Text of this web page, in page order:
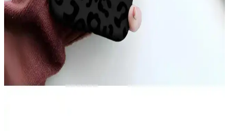
iPhone 17 Pro Max arka yüzeyinde oluşan ince çizgiler, kılıf baskısı,
ısı etkisi ve MagSafe aksesuarları nedeniyle ortaya çıkabilir.
Temizlik ve doğru kılıf seçimi çizgilerin önlenmesinde önemlidir.
iPhone 11 Sarı Kılıf Seçenekleri ve Özellikleri:
Estetik ve Koruma Avantajları
iPhone 11 sarı kılıf seçenekleri, estetik ve koruma özellikleriyle öne
çıkar. Silikon, TPU ve deri modelleri, şık tasarım ve dayanıklılık